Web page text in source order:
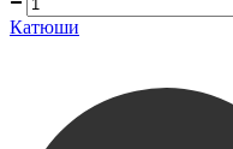
Катюши